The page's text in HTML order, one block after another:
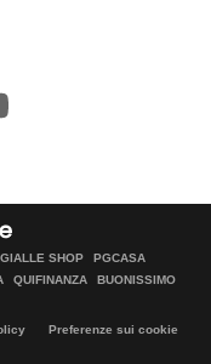
SHOP
PGCASA
QUIFINANZA
BUONISSIMO
Preferenze sui cookie